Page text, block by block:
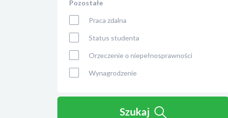
Pozostałe
Praca zdalna
Status studenta
Orzeczenie o niepełnosprawności
Wynagrodzenie
Szukaj